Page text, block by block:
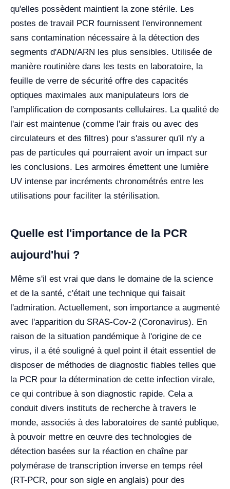
qu'elles possèdent maintient la zone stérile. Les
postes de travail PCR fournissent l'environnement
sans contamination nécessaire à la détection des
segments d'ADN/ARN les plus sensibles. Utilisée de
manière routinière dans les tests en laboratoire, la
feuille de verre de sécurité offre des capacités
optiques maximales aux manipulateurs lors de
l'amplification de composants cellulaires. La qualité de
l'air est maintenue (comme l'air frais ou avec des
circulateurs et des filtres) pour s'assurer qu'il n'y a
pas de particules qui pourraient avoir un impact sur
les conclusions. Les armoires émettent une lumière
UV intense par incréments chronométrés entre les
utilisations pour faciliter la stérilisation.
Quelle est l'importance de la PCR
aujourd'hui ?
Même s'il est vrai que dans le domaine de la science
et de la santé, c'était une technique qui faisait
l'admiration. Actuellement, son importance a augmenté
avec l'apparition du SRAS-Cov-2 (Coronavirus). En
raison de la situation pandémique à l'origine de ce
virus, il a été souligné à quel point il était essentiel de
disposer de méthodes de diagnostic fiables telles que
la PCR pour la détermination de cette infection virale,
ce qui contribue à son diagnostic rapide. Cela a
conduit divers instituts de recherche à travers le
monde, associés à des laboratoires de santé publique,
à pouvoir mettre en œuvre des technologies de
détection basées sur la réaction en chaîne par
polymérase de transcription inverse en temps réel
(RT-PCR, pour son sigle en anglais) pour des